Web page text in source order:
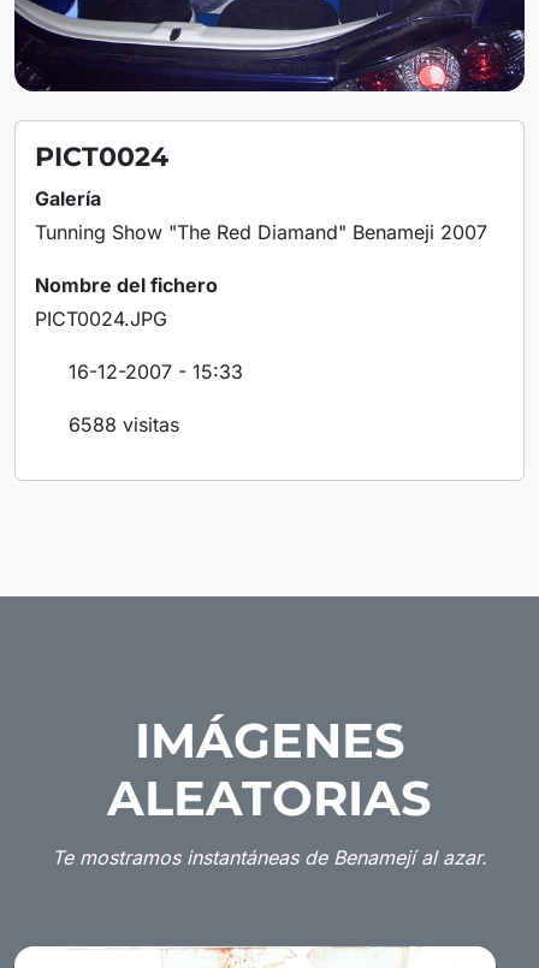
PICT0024
Galería
Tunning Show "The Red Diamand" Benameji 2007
Nombre del fichero
PICT0024.JPG
16-12-2007 - 15:33
6588 visitas
IMÁGENES
ALEATORIAS
Te mostramos instantáneas de Benamejí al azar.